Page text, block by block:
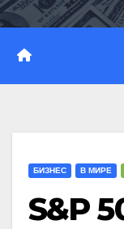
БИЗНЕС В МИРЕ
S&P